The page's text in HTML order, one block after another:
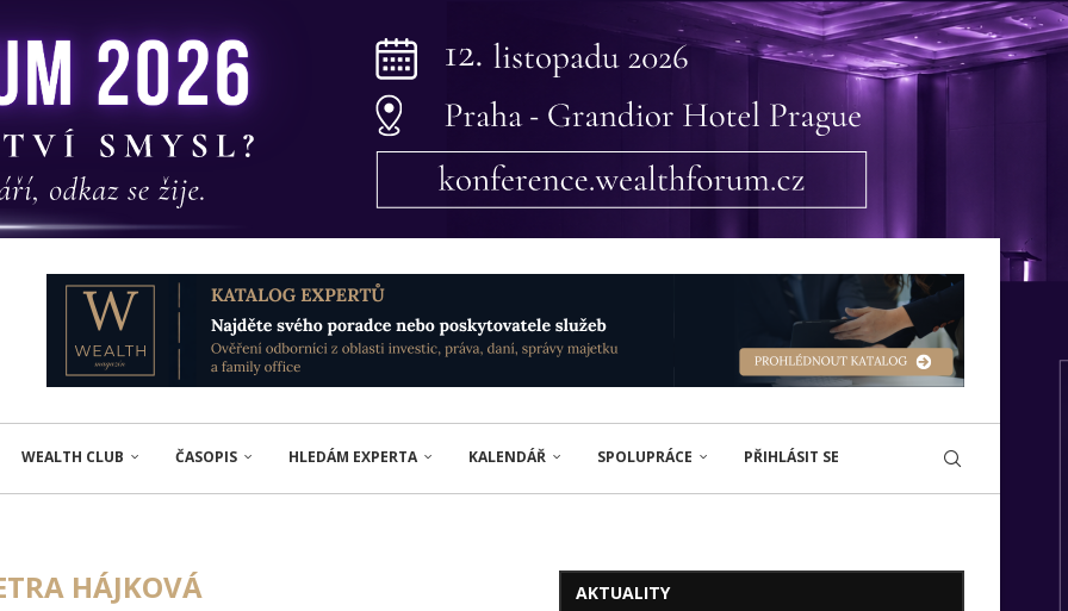
WEALTH CLUB ČASOPIS HLEDÁM EXPERTA KALENDÁŘ SPOLUPRÁCE PŘIHLÁSIT SE
HÁJKOVÁ AKTUALITY